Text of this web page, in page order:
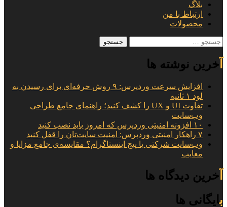
بلاگ
ارتباط با من
محصولات
جستجو
آخرین نوشته ها
افزایش سرعت وردپرس: ۹ روش حرفه‌ای برای رسیدن به
لود ۱ ثانیه
تفاوت UI و UX را کشف کنید؛ راهنمای جامع طراحی
وب‌سایت
۱۰ افزونه امنیتی وردپرس که امروز باید نصب کنید
۷ راهکار امنیتی وردپرس: امنیت سایت‌تان را قفل کنید
وب‌سایت شرکتی یا پیج اینستاگرام؟ مقایسه‌ی جامع مزایا و
معایب
آخرین دیدگاه ها
بایگانی ها